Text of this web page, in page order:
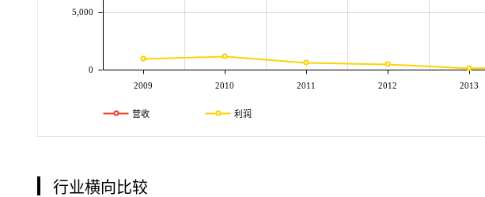
2009 2010 2011 2012 2013
0
5,000
营收 利润
行业横向比较